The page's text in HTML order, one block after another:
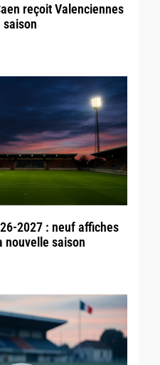
reçoit Valenciennes
saison
2027 : neuf affiches
nouvelle saison